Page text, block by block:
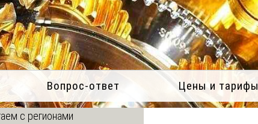
Вопрос-ответ Цены и тарифы
с регионами